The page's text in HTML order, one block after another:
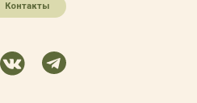
Контакты